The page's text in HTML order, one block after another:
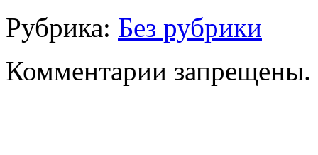
Рубрика: Без рубрики
Комментарии запрещены.